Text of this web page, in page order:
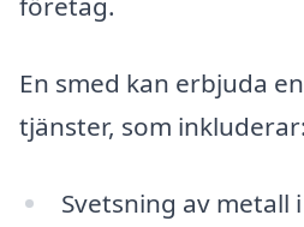
En smed kan erbjuda
tjänster, som inkluderar:
Svetsning av metall